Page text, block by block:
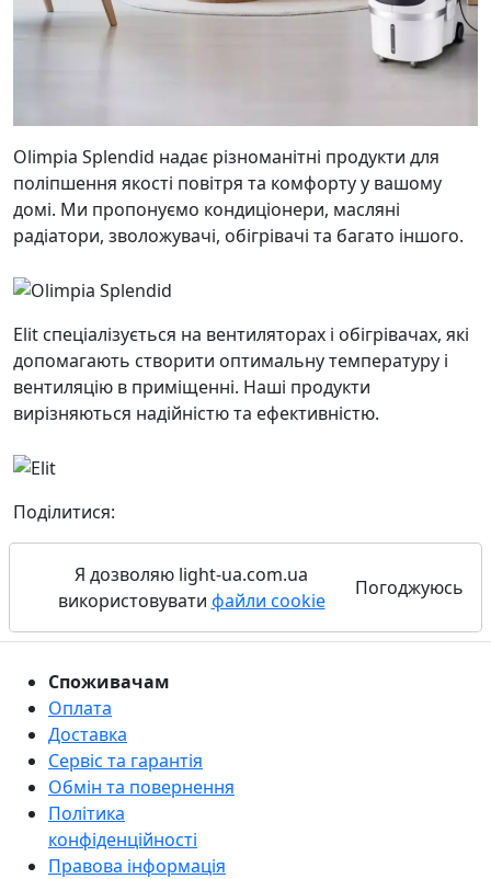
Olimpia Splendid надає різноманітні продукти для
поліпшення якості повітря та комфорту у вашому
домі. Ми пропонуємо кондиціонери, масляні
радіатори, зволожувачі, обігрівачі та багато іншого.
Elit спеціалізується на вентиляторах і обігрівачах, які
допомагають створити оптимальну температуру і
вентиляцію в приміщенні. Наші продукти
вирізняються надійністю та ефективністю.
Поділитися:
Я дозволяю light-ua.com.ua
використовувати файли cookie
Погоджуюсь
Споживачам
Оплата
Доставка
Сервіс та гарантія
Обмін та повернення
Політика
конфіденційності
Правова інформація